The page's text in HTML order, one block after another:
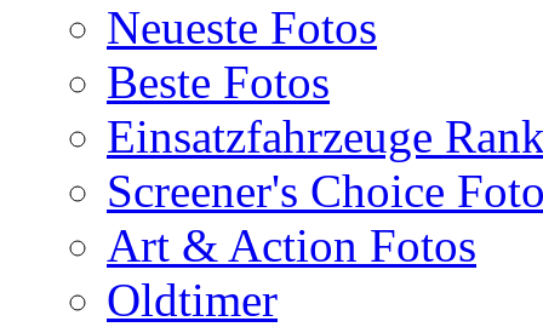
Neueste Fotos
Beste Fotos
Einsatzfahrzeuge
Screener's Choice
Art & Action Fotos
Oldtimer